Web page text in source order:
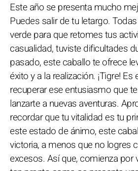
Este año se presenta mucho
Puedes salir de tu letargo.
verde para que retomes tus
casualidad, tuviste dificultades
pasado, este caballo te ofrece
éxito y a la realización. ¡Tigre!
recuperar ese entusiasmo que
lanzarte a nuevas aventuras.
recordar que tu vitalidad es tu
este estado de ánimo, este
victoria, a menos que no logres
excesos. Así que, comienza por